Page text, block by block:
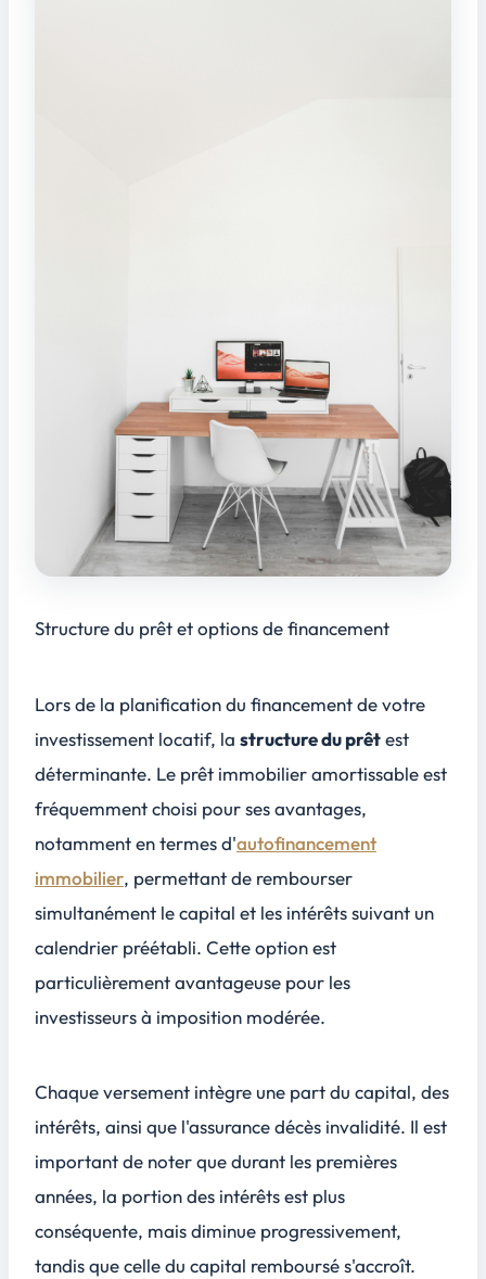
Structure du prêt et options de financement
Lors de la planification du financement de votre
investissement locatif, la structure du prêtest
déterminante. Le prêt immobilier amortissableest
fréquemment choisi pour ses avantages,
notamment en termes d'autofinancement
immobilier, permettant de rembourser
simultanément le capital et les intérêts suivant un
calendrier préétabli. Cette option est
particulièrement avantageuse pour les
investisseurs à imposition modérée.
Chaque versement intègre une part du capital, des
intérêts, ainsi que l'assurance décès invalidité. Il est
important de noter que durant les premières
années, la portion des intérêts est plus
conséquente, mais diminue progressivement,
tandis que celle du capital remboursé s'accroît.